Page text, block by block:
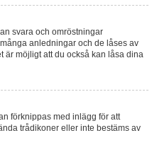
svara och omröstningar
anledningar och de låses av
är möjligt att du också kan låsa dina
förknippas med inlägg för att
trådikoner eller inte bestäms av